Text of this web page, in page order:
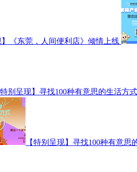
】《东莞，人间便利店》倾情上线
特别呈现】寻找100种有意思的生活方
【特别呈现】寻找100种有意思